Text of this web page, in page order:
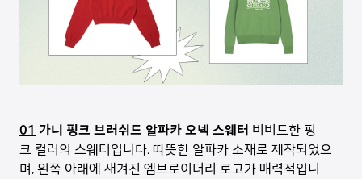
01 가니 핑크 브러쉬드 알파카 오넥 스웨터 비비드한 핑
크 컬러의 스웨터입니다. 따뜻한 알파카 소재로 제작되었으
며, 왼쪽 아래에 새겨진 엠브로이더리 로고가 매력적입니